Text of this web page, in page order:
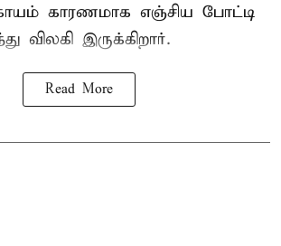
காயம் காரணமாக எஞ்சிய போட்டி
விலகி இருக்கிறார்.
Read More